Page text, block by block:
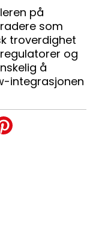
på
som
troverdighet
og
å
integrasjonen